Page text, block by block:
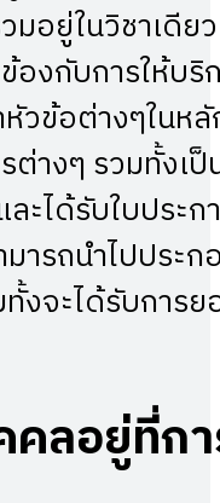
อยู่ในวิชาเดีย
งกับการให้บ
วข้อต่างๆใน
ต่างๆ รวมทั้ง
ะได้รับใบประ
ารถนำไปประ
งจะได้รับการ
ลอยู่ที่ก